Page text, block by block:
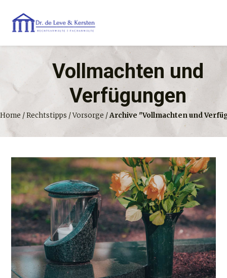
Vollmachten und
Verfügungen
Home /Rechtstipps /Vorsorge /Archive "Vollmachten und